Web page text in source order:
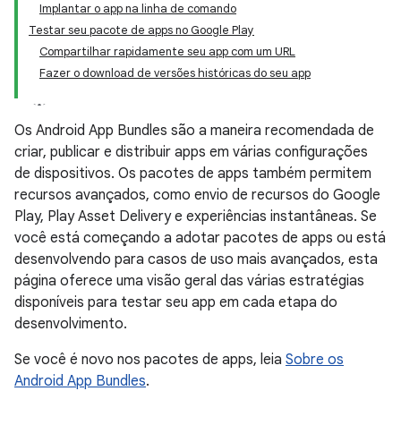
Implantar o app na linha de comando
Testar seu pacote de apps no Google Play
Compartilhar rapidamente seu app com um URL
Fazer o download de versões históricas do seu app
Os Android App Bundles são a maneira recomendada de
criar, publicar e distribuir apps em várias configurações
de dispositivos. Os pacotes de apps também permitem
recursos avançados, como envio de recursos do Google
Play, Play Asset Delivery e experiências instantâneas. Se
você está começando a adotar pacotes de apps ou está
desenvolvendo para casos de uso mais avançados, esta
página oferece uma visão geral das várias estratégias
disponíveis para testar seu app em cada etapa do
desenvolvimento.
Se você é novo nos pacotes de apps, leia Sobre os
Android App Bundles.